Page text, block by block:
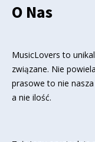
O Nas
MusicLovers to
związane. Nie
prasowe to nie
a nie ilość.